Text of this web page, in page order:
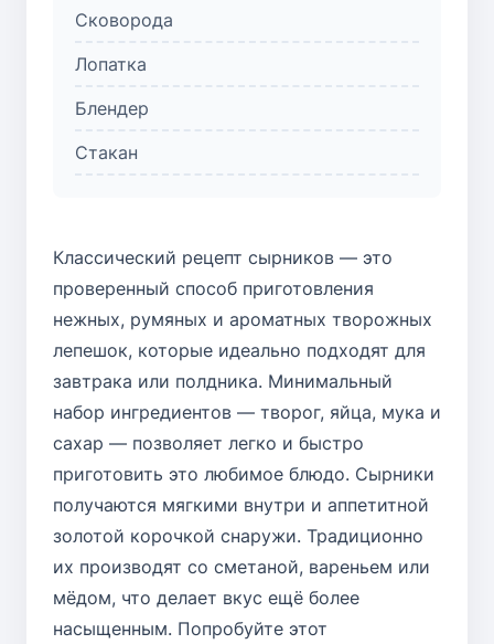
Сковорода
Лопатка
Блендер
Стакан
Классический рецепт сырников — это
проверенный способ приготовления
нежных, румяных и ароматных творожных
лепешок, которые идеально подходят для
завтрака или полдника. Минимальный
набор ингредиентов — творог, яйца, мука и
сахар — позволяет легко и быстро
приготовить это любимое блюдо. Сырники
получаются мягкими внутри и аппетитной
золотой корочкой снаружи. Традиционно
их производят со сметаной, вареньем или
мёдом, что делает вкус ещё более
насыщенным. Попробуйте этот